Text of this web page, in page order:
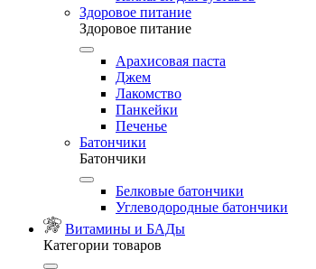
Здоровое питание
Здоровое питание
Арахисовая паста
Джем
Лакомство
Панкейки
Печенье
Батончики
Батончики
Белковые батончики
Углеводородные батончики
Витамины и БАДы
Категории товаров